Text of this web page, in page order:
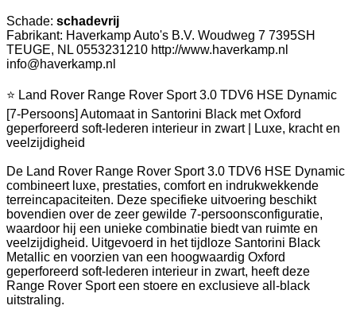
Schade: schadevrij
Fabrikant: Haverkamp Auto's B.V. Woudweg 7 7395SH
TEUGE, NL 0553231210 http://www.haverkamp.nl
info@haverkamp.nl
⭐ Land Rover Range Rover Sport 3.0 TDV6 HSE Dynamic
[7-Persoons] Automaat in Santorini Black met Oxford
geperforeerd soft-lederen interieur in zwart | Luxe, kracht en
veelzijdigheid
De Land Rover Range Rover Sport 3.0 TDV6 HSE Dynamic
combineert luxe, prestaties, comfort en indrukwekkende
terreincapaciteiten. Deze specifieke uitvoering beschikt
bovendien over de zeer gewilde 7-persoonsconfiguratie,
waardoor hij een unieke combinatie biedt van ruimte en
veelzijdigheid. Uitgevoerd in het tijdloze Santorini Black
Metallic en voorzien van een hoogwaardig Oxford
geperforeerd soft-lederen interieur in zwart, heeft deze
Range Rover Sport een stoere en exclusieve all-black
uitstraling.